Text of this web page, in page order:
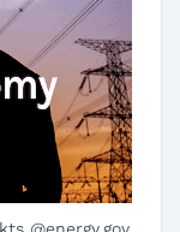
@energy.gov